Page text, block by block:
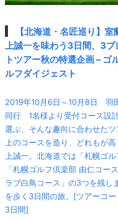
【北海道・名匠巡り】
上誠一を味わう3日間、3
トツアー秋の特選企画 –
ルフダイジェスト
2019年10月6日～10月8日 羽
同行 1名様より受付コース設
選ぶ、そんな趣向に合わせた
上のコースを造り、どれもが
上誠一。北海道では「札幌ゴ
「札幌ゴルフ倶楽部 由仁コー
ラブ白鳥コース」の3つを残し
を歩く3日間の旅。[ツアーコ
3日間]